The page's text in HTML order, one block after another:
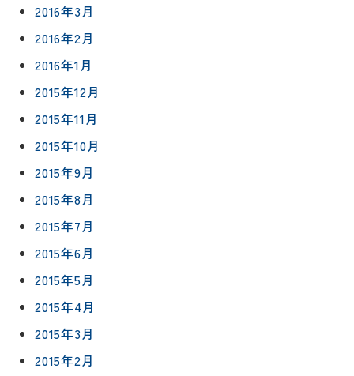
2016年3月
2016年2月
2016年1月
2015年12月
2015年11月
2015年10月
2015年9月
2015年8月
2015年7月
2015年6月
2015年5月
2015年4月
2015年3月
2015年2月